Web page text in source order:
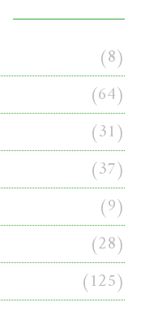
(8)
(64)
(31)
(37)
(9)
(28)
(125)